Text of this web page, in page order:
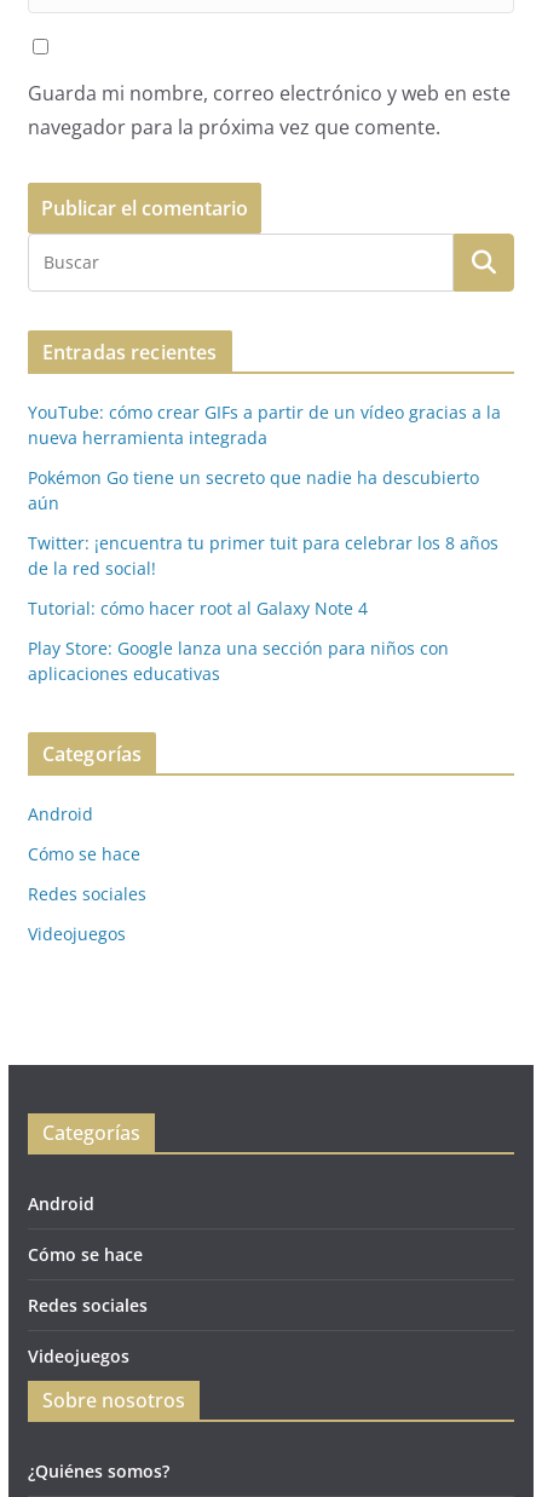
Guarda mi nombre, correo electrónico y web en este
navegador para la próxima vez que comente.
Entradas recientes
YouTube: cómo crear GIFs a partir de un vídeo gracias a la
nueva herramienta integrada
Pokémon Go tiene un secreto que nadie ha descubierto
aún
Twitter: ¡encuentra tu primer tuit para celebrar los 8 años
de la red social!
Tutorial: cómo hacer root al Galaxy Note 4
Play Store: Google lanza una sección para niños con
aplicaciones educativas
Categorías
Android
Cómo se hace
Redes sociales
Videojuegos
Categorías
Android
Cómo se hace
Redes sociales
Videojuegos
Sobre nosotros
¿Quiénes somos?